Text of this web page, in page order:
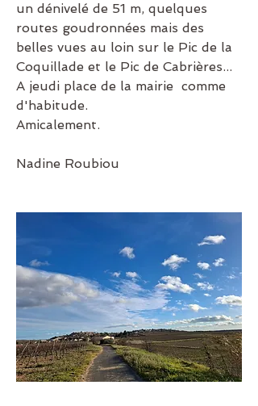
un dénivelé de 51 m, quelques
routes goudronnées mais des
belles vues au loin sur le Pic de la
Coquillade et le Pic de Cabrières...
A jeudi place de la mairie  comme
d'habitude.
Amicalement.
Nadine Roubiou